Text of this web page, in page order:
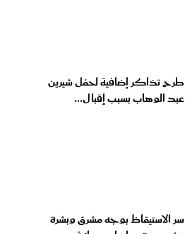
طرح تذاكر إضافية لحفل شيرين
عبد الوهاب بسبب إقبال...
سر الاستيقاظ بوجه مشرق وبشرة